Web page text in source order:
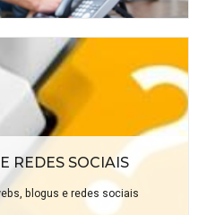
REDES SOCIAIS
blogus e redes sociais